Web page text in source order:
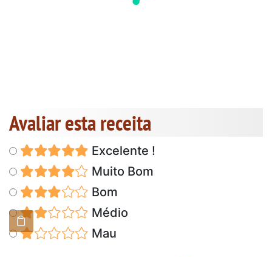
Avaliar esta receita
Excelente !
Muito Bom
Bom
Médio
Mau